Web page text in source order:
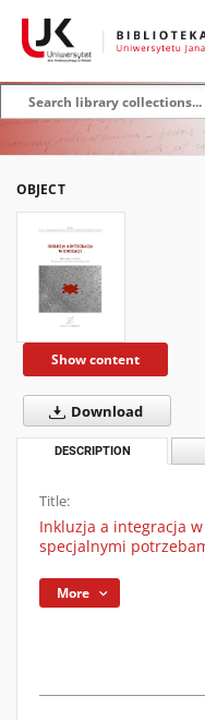
OBJECT
Show content
Download
DESCRIPTION
Title:
Inkluzja a integracja
specjalnymi
More